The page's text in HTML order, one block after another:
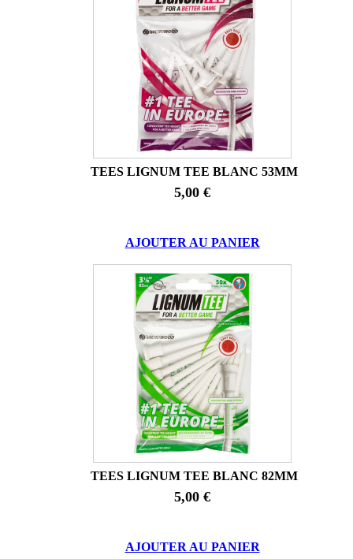
TEES LIGNUM TEE BLANC 53MM
5,00 €
AJOUTER AU PANIER
TEES LIGNUM TEE BLANC 82MM
5,00 €
AJOUTER AU PANIER